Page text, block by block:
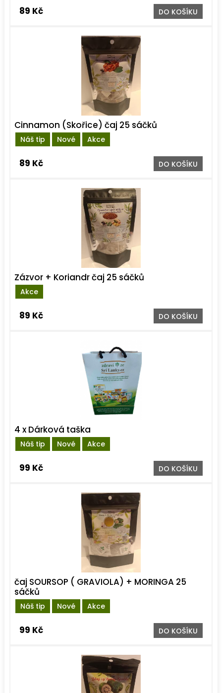
89 Kč DO KOŠÍKU
Náš tip Nové Akce
Cinnamon (Skořice) čaj 25 sáčků
89 Kč DO KOŠÍKU
Akce
Zázvor + Koriandr čaj 25 sáčků
89 Kč DO KOŠÍKU
Náš tip Nové Akce
4 x Dárková taška
99 Kč DO KOŠÍKU
Náš tip Nové Akce
čaj SOURSOP ( GRAVIOLA) + MORINGA 25
sáčků
99 Kč DO KOŠÍKU